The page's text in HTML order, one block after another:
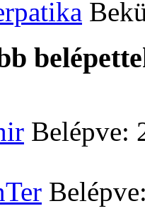
Belépve: